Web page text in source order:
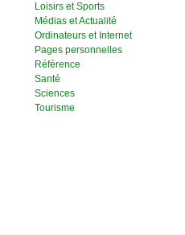
Loisirs et Sports
Médias et Actualité
Ordinateurs et Internet
Pages personnelles
Référence
Santé
Sciences
Tourisme